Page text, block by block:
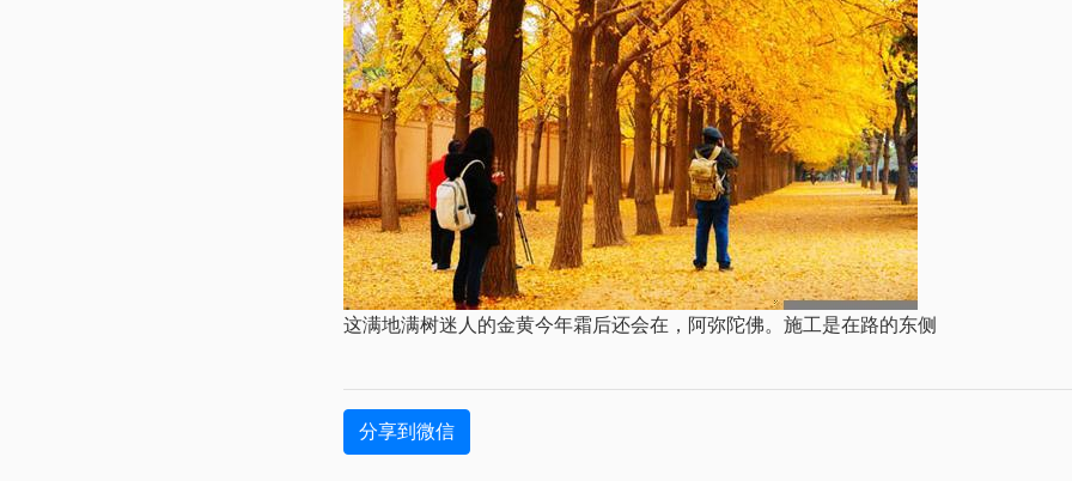
这满地满树迷人的金黄今年霜后还会在，阿弥陀佛。施工是在路的东侧
分享到微信